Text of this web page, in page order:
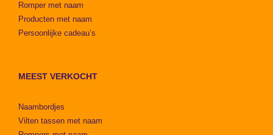
Romper met naam
Producten met naam
Persoonlijke cadeau’s
MEEST VERKOCHT
Naambordjes
Vilten tassen met naam